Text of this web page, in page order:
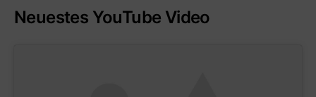
Neuestes YouTube Video